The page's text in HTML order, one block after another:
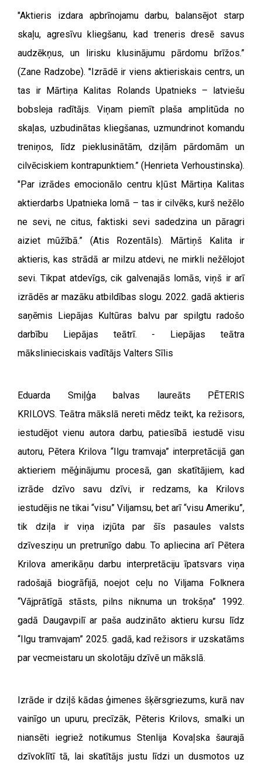
"Aktieris izdara apbrīnojamu darbu, balansējot starp
skaļu, agresīvu kliegšanu, kad treneris dresē savus
audzēkņus, un lirisku klusinājumu pārdomu brīžos.”
(Zane Radzobe). "Izrādē ir viens aktieriskais centrs, un
tas ir Mārtiņa Kalitas Rolands Upatnieks – latviešu
bobsleja radītājs. Viņam piemīt plaša amplitūda no
skaļas, uzbudinātas kliegšanas, uzmundrinot komandu
treniņos, līdz pieklusinātām, dziļām pārdomām un
cilvēciskiem kontrapunktiem.” (Henrieta Verhoustinska).
"Par izrādes emocionālo centru kļūst Mārtiņa Kalitas
aktierdarbs Upatnieka lomā – tas ir cilvēks, kurš nežēlo
ne sevi, ne citus, faktiski sevi sadedzina un pāragri
aiziet mūžībā.” (Atis Rozentāls). Mārtiņš Kalita ir
aktieris, kas strādā ar milzu atdevi, ne mirkli nežēlojot
sevi. Tikpat atdevīgs, cik galvenajās lomās, viņš ir arī
izrādēs ar mazāku atbildības slogu. 2022. gadā aktieris
saņēmis Liepājas Kultūras balvu par spilgtu radošo
darbību Liepājas teātrī. - Liepājas teātra
mākslinieciskais vadītājs Valters Sīlis
Eduarda Smiļģa balvas laureāts PĒTERIS
KRILOVS. Teātra mākslā nereti mēdz teikt, ka režisors,
iestudējot vienu autora darbu, patiesībā iestudē visu
autoru, Pētera Krilova “Ilgu tramvaja” interpretācijā gan
aktieriem mēģinājumu procesā, gan skatītājiem, kad
izrāde dzīvo savu dzīvi, ir redzams, ka Krilovs
iestudējis ne tikai “visu” Viljamsu, bet arī “visu Ameriku”,
tik dziļa ir viņa izjūta par šīs pasaules valsts
dzīvesziņu un pretrunīgo dabu. To apliecina arī Pētera
Krilova amerikāņu darbu interpretāciju īpatsvars viņa
radošajā biogrāfijā, noejot ceļu no Viljama Folknera
“Vājprātīgā stāsts, pilns niknuma un trokšņa” 1992.
gadā Daugavpilī ar paša audzināto aktieru kursu līdz
“Ilgu tramvajam” 2025. gadā, kad režisors ir uzskatāms
par vecmeistaru un skolotāju dzīvē un mākslā.
Izrāde ir dziļš kādas ģimenes šķērsgriezums, kurā nav
vainīgo un upuru, precīzāk, Pēteris Krilovs, smalki un
niansēti iegriež notikumus Stenlija Kovaļska šaurajā
dzīvoklītī tā, lai skatītājs justu līdzi un dusmotos uz